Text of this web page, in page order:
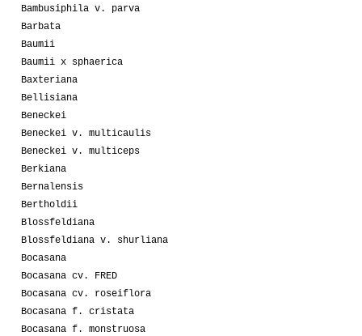
Bambusiphila v. parva
Barbata
Baumii
Baumii x sphaerica
Baxteriana
Bellisiana
Beneckei
Beneckei v. multicaulis
Beneckei v. multiceps
Berkiana
Bernalensis
Bertholdii
Blossfeldiana
Blossfeldiana v. shurliana
Bocasana
Bocasana cv. FRED
Bocasana cv. roseiflora
Bocasana f. cristata
Bocasana f. monstruosa